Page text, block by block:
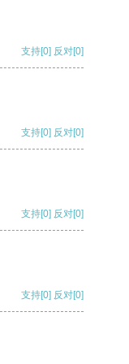
支持[0] 反对[0]
支持[0] 反对[0]
支持[0] 反对[0]
支持[0] 反对[0]